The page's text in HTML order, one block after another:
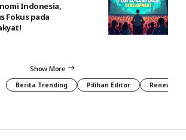
Indonesia,
Fokus pada
Show More
Berita Trending Pilihan Editor